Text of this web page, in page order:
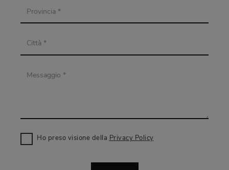
Ho preso visione della Privacy Policy